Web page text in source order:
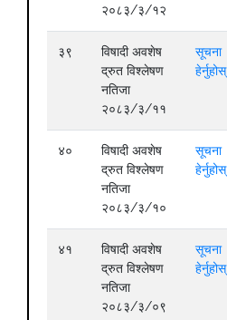
२०८३/३/१२
३९
विषादी अवशेष
द्रुत विश्लेषण
नतिजा
२०८३/३/११
सूचना
हेर्नुहोस्
४०
विषादी अवशेष
द्रुत विश्लेषण
नतिजा
२०८३/३/१०
सूचना
हेर्नुहोस्
४१
विषादी अवशेष
द्रुत विश्लेषण
नतिजा
२०८३/३/०९
सूचना
हेर्नुहोस्